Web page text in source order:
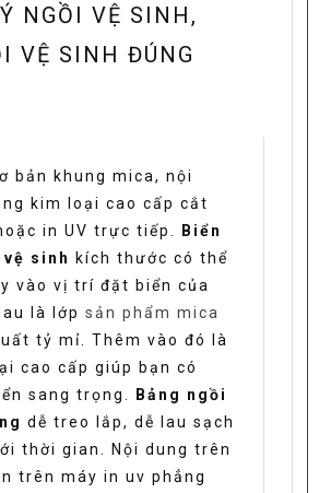
NGỒI VỆ SINH,
VỆ SINH ĐÚNG
bản khung mica, nội
kim loại cao cấp cắt
in UV trực tiếp.
Biển
sinh
kích thước có thể
vào vị trí đặt biển của
là lớpsản phẩm mica
tỷ mỉ. Thêm vào đó là
cao cấp giúp bạn có
sang trọng.
Bảng ngồi
dễ treo lắp, dễ lau sạch
thời gian. Nội dung trên
trên máy in uv phẳng